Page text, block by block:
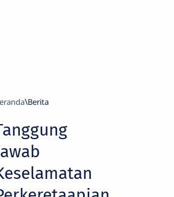
Berita